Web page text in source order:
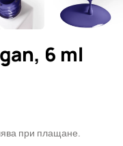
6 ml
при плащане.